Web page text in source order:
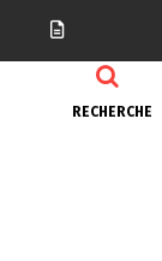
RECHERCHE